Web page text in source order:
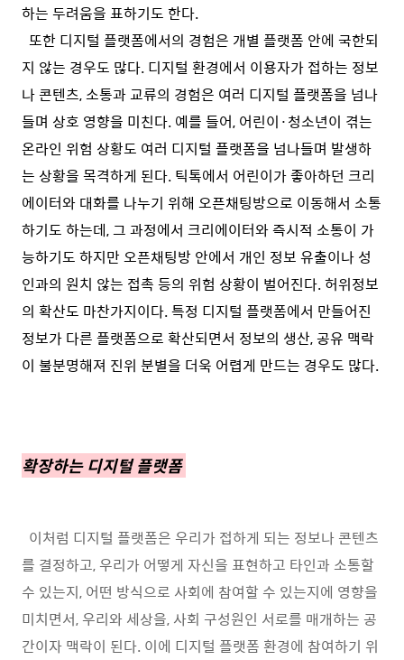
하는 두려움을 표하기도 한다.
또한 디지털 플랫폼에서의 경험은 개별 플랫폼 안에 국한되
지 않는 경우도 많다. 디지털 환경에서 이용자가 접하는 정보
나 콘텐츠, 소통과 교류의 경험은 여러 디지털 플랫폼을 넘나
들며 상호 영향을 미친다. 예를 들어, 어린이·청소년이 겪는
온라인 위험 상황도 여러 디지털 플랫폼을 넘나들며 발생하
는 상황을 목격하게 된다. 틱톡에서 어린이가 좋아하던 크리
에이터와 대화를 나누기 위해 오픈채팅방으로 이동해서 소통
하기도 하는데, 그 과정에서 크리에이터와 즉시적 소통이 가
능하기도 하지만 오픈채팅방 안에서 개인 정보 유출이나 성
인과의 원치 않는 접촉 등의 위험 상황이 벌어진다. 허위정보
의 확산도 마찬가지이다. 특정 디지털 플랫폼에서 만들어진
정보가 다른 플랫폼으로 확산되면서 정보의 생산, 공유 맥락
이 불분명해져 진위 분별을 더욱 어렵게 만드는 경우도 많다.
확장하는 디지털 플랫폼
이처럼 디지털 플랫폼은 우리가 접하게 되는 정보나 콘텐츠
를 결정하고, 우리가 어떻게 자신을 표현하고 타인과 소통할
수 있는지, 어떤 방식으로 사회에 참여할 수 있는지에 영향을
미치면서, 우리와 세상을, 사회 구성원인 서로를 매개하는 공
간이자 맥락이 된다. 이에 디지털 플랫폼 환경에 참여하기 위